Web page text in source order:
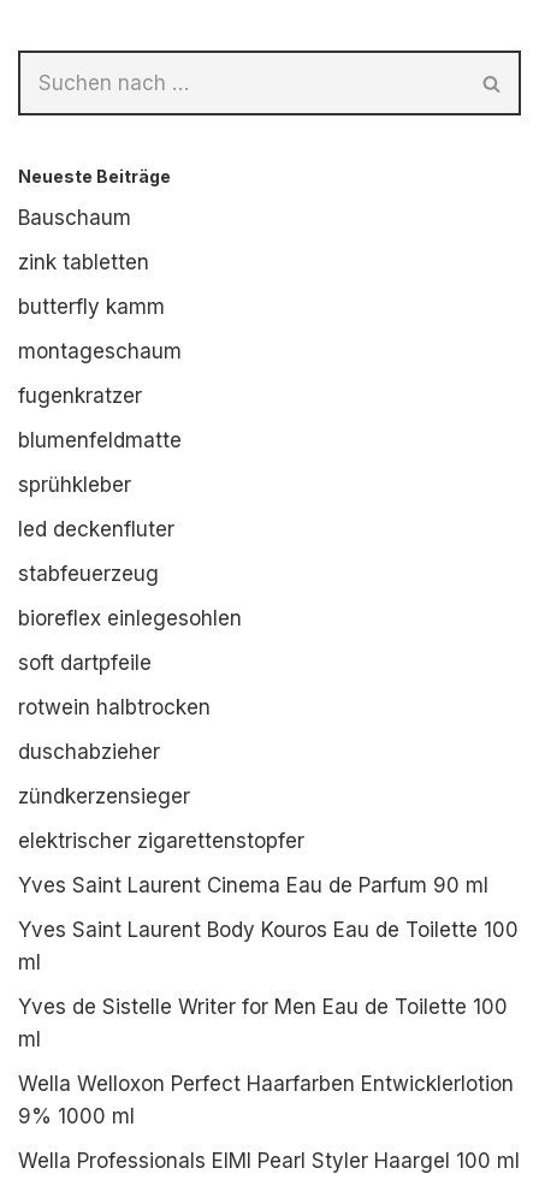
Neueste Beiträge
Bauschaum
zink tabletten
butterfly kamm
montageschaum
fugenkratzer
blumenfeldmatte
sprühkleber
led deckenfluter
stabfeuerzeug
bioreflex einlegesohlen
soft dartpfeile
rotwein halbtrocken
duschabzieher
zündkerzensieger
elektrischer zigarettenstopfer
Yves Saint Laurent Cinema Eau de Parfum 90 ml
Yves Saint Laurent Body Kouros Eau de Toilette 100
ml
Yves de Sistelle Writer for Men Eau de Toilette 100
ml
Wella Welloxon Perfect Haarfarben Entwicklerlotion
9% 1000 ml
Wella Professionals EIMI Pearl Styler Haargel 100 ml